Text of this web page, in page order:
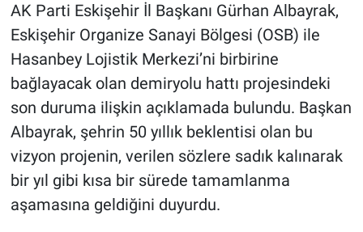
AK Parti Eskişehir İl Başkanı Gürhan Albayrak,
Eskişehir Organize Sanayi Bölgesi (OSB) ile
Hasanbey Lojistik Merkezi’ni birbirine
bağlayacak olan demiryolu hattı projesindeki
son duruma ilişkin açıklamada bulundu. Başkan
Albayrak, şehrin 50 yıllık beklentisi olan bu
vizyon projenin, verilen sözlere sadık kalınarak
bir yıl gibi kısa bir sürede tamamlanma
aşamasına geldiğini duyurdu.